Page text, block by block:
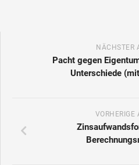
NÄCHSTER
Pacht gegen
Unterschiede
VORHERIGE